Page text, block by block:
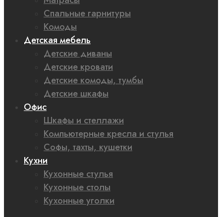
Спальные гарнитуры
Комоды
Детская мебель
Детские диваны
Детские кровати
Детские комоды, тумбы
Детские шкафы
Офис
Шкафы и стеллажи
Компьютерные кресла и стулья
Софы, тахты, кушетки
Кухни
Кухонные стулья
Кухонные столы
Кухонные уголки